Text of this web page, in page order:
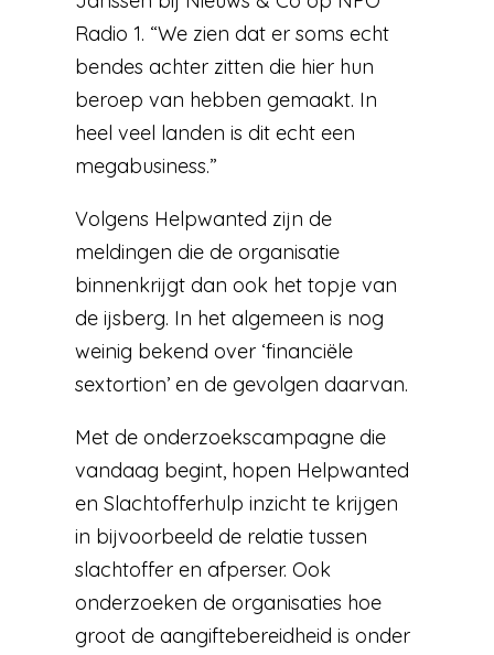
Radio 1. “We zien dat er soms echt
bendes achter zitten die hier hun
beroep van hebben gemaakt. In
heel veel landen is dit echt een
megabusiness.”
Volgens Helpwanted zijn de
meldingen die de organisatie
binnenkrijgt dan ook het topje van
de ijsberg. In het algemeen is nog
weinig bekend over ‘financiële
sextortion’ en de gevolgen daarvan.
Met de onderzoekscampagne die
vandaag begint, hopen Helpwanted
en Slachtofferhulp inzicht te krijgen
in bijvoorbeeld de relatie tussen
slachtoffer en afperser. Ook
onderzoeken de organisaties hoe
groot de aangiftebereidheid is onder